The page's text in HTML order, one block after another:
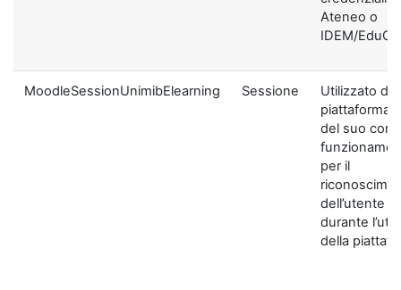
Ateneo o
IDEM/
MoodleSessionUnimibElearning Sessione
Utilizzato
piattaforma
del suo
per il
dell’utente
durante
della